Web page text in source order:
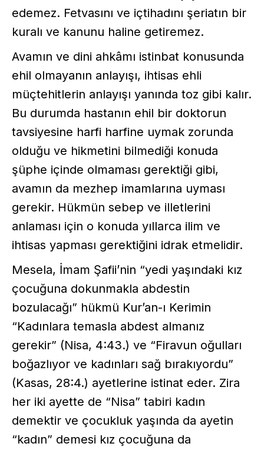
edemez. Fetvasını ve içtihadını şeriatın bir
kuralı ve kanunu haline getiremez.
Avamın ve dini ahkâmı istinbat konusunda
ehil olmayanın anlayışı, ihtisas ehli
müçtehitlerin anlayışı yanında toz gibi kalır.
Bu durumda hastanın ehil bir doktorun
tavsiyesine harfi harfine uymak zorunda
olduğu ve hikmetini bilmediği konuda
şüphe içinde olmaması gerektiği gibi,
avamın da mezhep imamlarına uyması
gerekir. Hükmün sebep ve illetlerini
anlaması için o konuda yıllarca ilim ve
ihtisas yapması gerektiğini idrak etmelidir.
Mesela, İmam Şafii’nin “yedi yaşındaki kız
çocuğuna dokunmakla abdestin
bozulacağı” hükmü Kur’an-ı Kerimin
“Kadınlara temasla abdest almanız
gerekir” (Nisa, 4:43.) ve “Firavun oğulları
boğazlıyor ve kadınları sağ bırakıyordu”
(Kasas, 28:4.) ayetlerine istinat eder. Zira
her iki ayette de “Nisa” tabiri kadın
demektir ve çocukluk yaşında da ayetin
“kadın” demesi kız çocuğuna da